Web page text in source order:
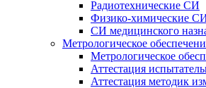
Радиотехнические СИ
Физико-химические
СИ медицинского
Метрологическое
Метрологическое
Аттестация
Аттестация методик